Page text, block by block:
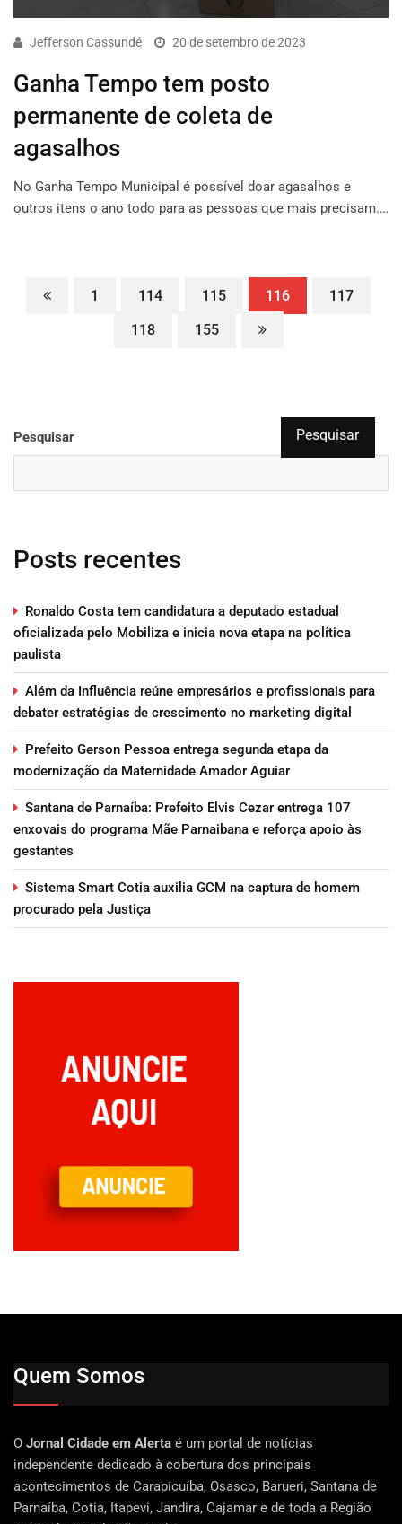
Jefferson Cassundé 20 de setembro de 2023
Ganha Tempo tem posto
permanente de coleta de
agasalhos
No Ganha Tempo Municipal é possível doar agasalhos e
outros itens o ano todo para as pessoas que mais precisam.…
1 114 115 116
117
118
155
Pesquisar Pesquisar
Posts recentes
Ronaldo Costa tem candidatura a deputado estadual
oficializada pelo Mobiliza e inicia nova etapa na política
paulista
Além da Influência reúne empresários e profissionais para
debater estratégias de crescimento no marketing digital
Prefeito Gerson Pessoa entrega segunda etapa da
modernização da Maternidade Amador Aguiar
Santana de Parnaíba: Prefeito Elvis Cezar entrega 107
enxovais do programa Mãe Parnaibana e reforça apoio às
gestantes
Sistema Smart Cotia auxilia GCM na captura de homem
procurado pela Justiça
Quem Somos
O Jornal Cidade em Alerta é um portal de notícias
independente dedicado à cobertura dos principais
acontecimentos de Carapicuíba, Osasco, Barueri, Santana de
Parnaíba, Cotia, Itapevi, Jandira, Cajamar e de toda a Região